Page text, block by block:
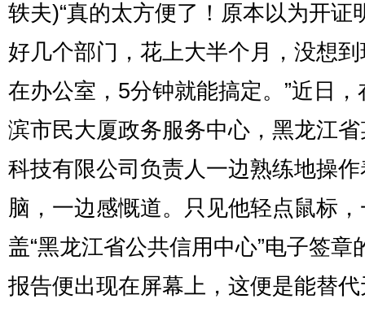
轶夫)“真的太方便了！原本以为开证
好几个部门，花上大半个月，没想
在办公室，5分钟就能搞定。”近日，
滨市民大厦政务服务中心，黑龙江
科技有限公司负责人一边熟练地操
脑，一边感慨道。只见他轻点鼠标
盖“黑龙江省公共信用中心”电子签章
报告便出现在屏幕上，这便是能替